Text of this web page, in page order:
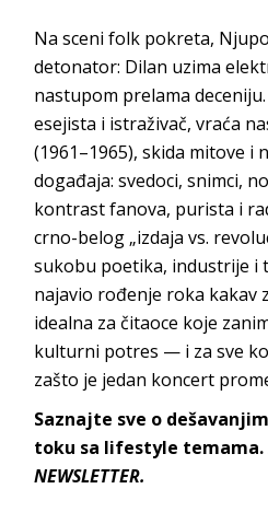
Na sceni folk pokreta,
detonator: Dilan uzima
nastupom prelamа
esejista i istraživač, vraća
(1961–1965), skida mitove i
događaja: svedoci, snimci,
kontrast fanova, purista i
crno-belog „izdaja vs.
sukobu poetika, industrije i
najavio rođenje roka kakav
idealna za čitaoce koje
kulturni potres — i za sve
zašto je jedan koncert
Saznajte sve o
toku sa lifestyle temama.
NEWSLETTER.